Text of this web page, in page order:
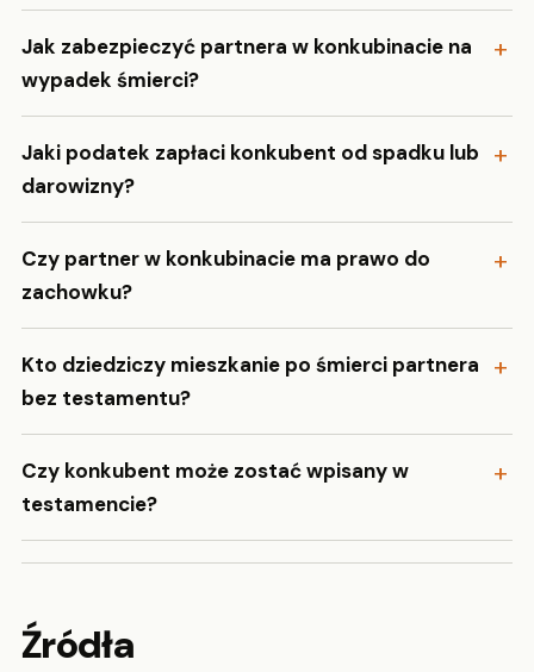
Jak zabezpieczyć partnera w konkubinacie na
wypadek śmierci?
Jaki podatek zapłaci konkubent od spadku lub
darowizny?
Czy partner w konkubinacie ma prawo do
zachowku?
Kto dziedziczy mieszkanie po śmierci partnera
bez testamentu?
Czy konkubent może zostać wpisany w
testamencie?
Źródła